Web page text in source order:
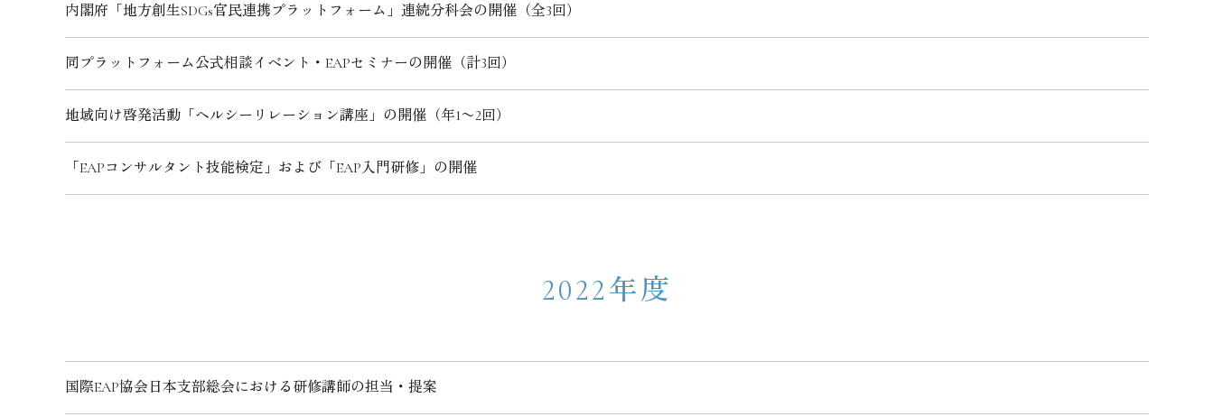
内閣府「地方創生SDGs官民連携プラットフォーム」連続分科会の開催（全3回）
同プラットフォーム公式相談イベント・EAPセミナーの開催（計3回）
地域向け啓発活動「ヘルシーリレーション講座」の開催（年1〜2回）
「EAPコンサルタント技能検定」および「EAP入門研修」の開催
2022年度
国際EAP協会日本支部総会における研修講師の担当・提案